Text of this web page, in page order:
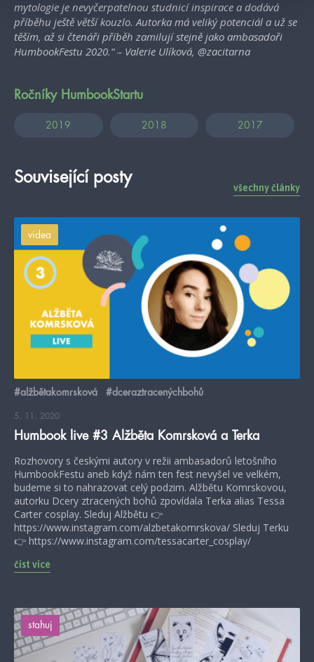
mytologie je nevyčerpatelnou studnicí inspirace a dodává
příběhu ještě větší kouzlo. Autorka má veliký potenciál a už se
těším, až si čtenáři příběh zamilují stejně jako ambasadoři
HumbookFestu 2020.“ – Valerie Ulíková, @zacitarna
Ročníky HumbookStartu
2019 2018 2017
Související posty
všechny články
videa
#alžbětakomrsková #dceraztracenýchbohů
5. 11. 2020
Humbook live #3 Alžběta Komrsková a Terka
Rozhovory s českými autory v režii ambasadorů letošního
HumbookFestu aneb když nám ten fest nevyšel ve velkém,
budeme si to nahrazovat celý podzim. Alžbětu Komrskovou,
autorku Dcery ztracených bohů zpovídala Terka alias Tessa
Carter cosplay. Sleduj Alžbětu 👉
https://www.instagram.com/alzbetakomrskova/ Sleduj Terku
👉 https://www.instagram.com/tessacarter_cosplay/
číst více
stahuj